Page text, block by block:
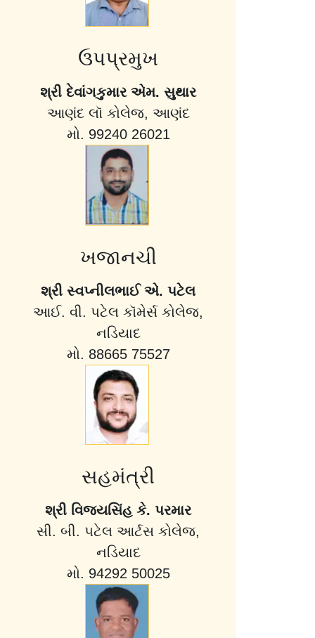
ઉપપ્રમુખ
શ્રી દેવાંગકુમાર એમ. સુથાર
આણંદ લૉ કોલેજ, આણંદ
મો. 99240 26021
ખજાનચી
શ્રી સ્વપ્નીલભાઈ એ. પટેલ
આઈ. વી. પટેલ કૉમેર્સ કોલેજ,
નડિયાદ
મો. 88665 75527
સહમંત્રી
શ્રી વિજયસિંહ કે. પરમાર
સી. બી. પટેલ આર્ટસ કોલેજ,
નડિયાદ
મો. 94292 50025